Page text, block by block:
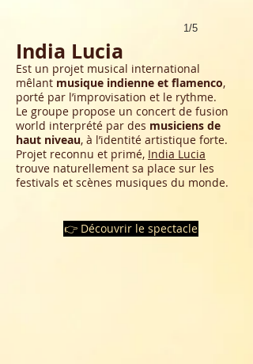
1/5
India Lucia
Est un projet musical international
mêlant musique indienne et flamenco,
porté par l’improvisation et le rythme.
Le groupe propose un concert de fusion
world interprété par des musiciens de
haut niveau, à l’identité artistique forte.
Projet reconnu et primé, India Lucia
trouve naturellement sa place sur les
festivals et scènes musiques du monde.
👉 Découvrir le spectacle